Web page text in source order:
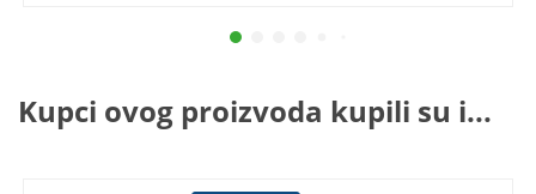
Kupci ovog proizvoda kupili su i...